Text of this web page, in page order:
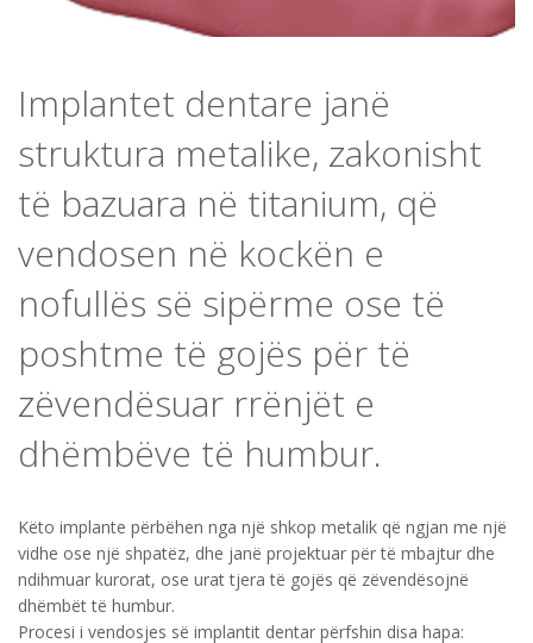
Implantet dentare janë
struktura metalike, zakonisht
të bazuara në titanium, që
vendosen në kockën e
nofullës së sipërme ose të
poshtme të gojës për të
zëvendësuar rrënjët e
dhëmbëve të humbur.
Këto implante përbëhen nga një shkop metalik që ngjan me një
vidhe ose një shpatëz, dhe janë projektuar për të mbajtur dhe
ndihmuar kurorat, ose urat tjera të gojës që zëvendësojnë
dhëmbët të humbur.
Procesi i vendosjes së implantit dentar përfshin disa hapa: